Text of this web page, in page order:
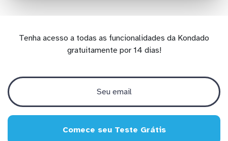
Tenha acesso a todas as funcionalidades da Kondado
gratuitamente por 14 dias!
Comece seu Teste Grátis